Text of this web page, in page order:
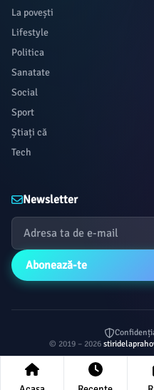
La povești
Lifestyle
Politica
Sanatate
Social
Sport
Știați că
Tech
Newsletter
Abonează-te
© 2019 – 2026